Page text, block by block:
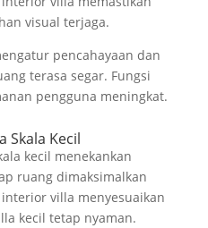
visual terjaga.
pencahayaan dan
terasa segar. Fungsi
pengguna meningkat.
Skala Kecil
kecil menekankan
ruang dimaksimalkan
villa menyesuaikan
kecil tetap nyaman.